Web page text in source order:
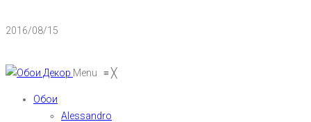
2016/08/15
Menu ≡╳
Обои
Alessandro